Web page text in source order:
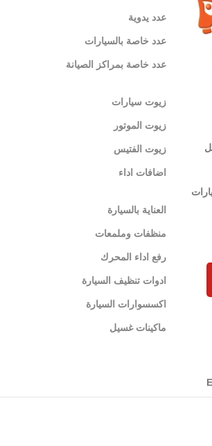
عدد يدوية
عدد خاصة بالسيارات
عدد خاصة بمراكز الصيانة
زيوت سيارات
زيوت الموتور
زيوت الفتيس
اضافات اداء
العناية بالسيارة
منظفات وملمعات
رفع اداء المحرك
ادوات تنظيف السيارة
اكسسوارات السيارة
ماكينات غسيل